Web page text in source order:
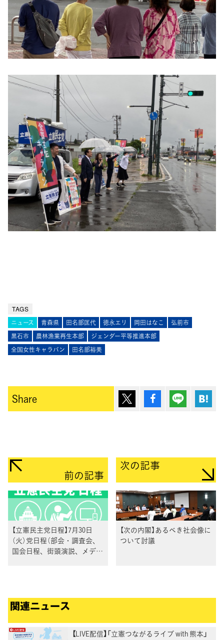
TAGS
ニュース 青森県 田名部匡代 徳永エリ 岡田はなこ
弘前市
黒石市
農林漁業再生本部
ジェンダー平等推進本部
全国女性キャラバン
田名部裕美
Share ポスト シェア Lineで送
前の記事
【立憲民主党日程】7月30日
（火）党日程（部会・調査会、
国会日程、街頭演説、メディ
次の記事
【次の内閣】あるべき社会像に
ついて討議
関連ニュース
【LIVE配信】「立憲つながるライブ with 熊本」